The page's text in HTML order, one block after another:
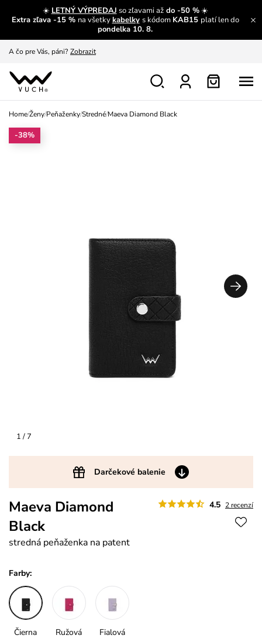
☀️ LETNÝ VÝPREDAJ so zľavami aždo -50 %☀️
Extra zľava -15 % na všetkykabelky s kódom KAB15 platí len do
pondelka 10. 8.
Prečítať viac
A čo pre Vás, páni? Zobrazit
S čím chybu neurobíš?
Nech sa inšpirovať Zobraziť
Home/Ženy/Peňaženky/Stredné/Maeva Diamond Black
1/ 7
Darčekové balenie
-38%
4.5 2 recenzí
Maeva Diamond
Black
stredná peňaženka na patent
Farby:
Čierna Ružová Fialová